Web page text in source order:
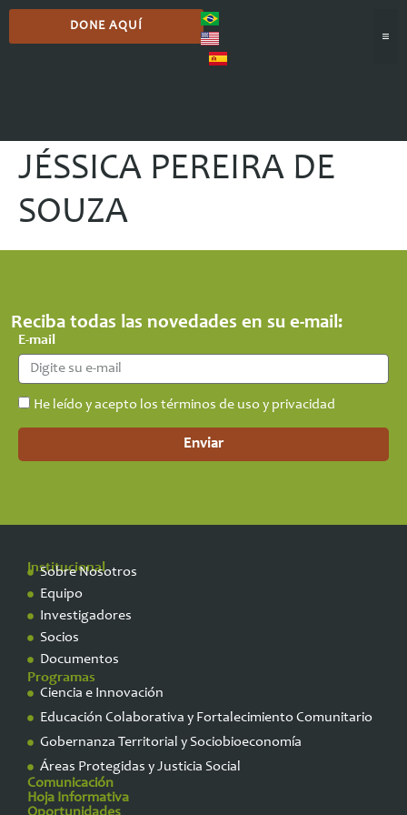
DONE AQUÍ
JÉSSICA PEREIRA DE
SOUZA
Reciba todas las novedades en su e-mail:
E-mail
He leído y acepto los términos de uso y privacidad
Enviar
Institucional
Sobre Nosotros
Equipo
Investigadores
Socios
Documentos
Programas
Ciencia e Innovación
Educación Colaborativa y Fortalecimiento Comunitario
Gobernanza Territorial y Sociobioeconomía
Áreas Protegidas y Justicia Social
Comunicación
Hoja Informativa